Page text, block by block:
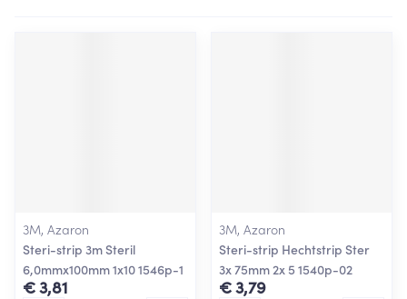
3M, Azaron
Steri-strip 3m Steril
6,0mmx100mm 1x10 1546p-1
€ 3,81
3M, Azaron
Steri-strip Hechtstrip Ster
3x 75mm 2x 5 1540p-02
€ 3,79